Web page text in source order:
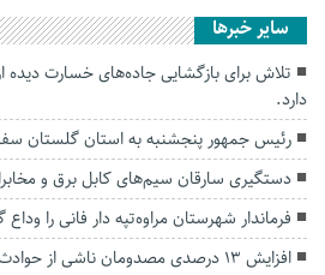
سایر خبرها
تلاش برای بازگشایی جاده‌های خسارت دیده
دارد.
رئیس جمهور پنجشنبه به استان گلستان
دستگیری سارقان سیم‌های کابل برق و
فرماندار شهرستان مراوه‌تپه دار فانی را
افزایش ۱۳ درصدی مصدومان ناشی از حوادث کار در گلستان